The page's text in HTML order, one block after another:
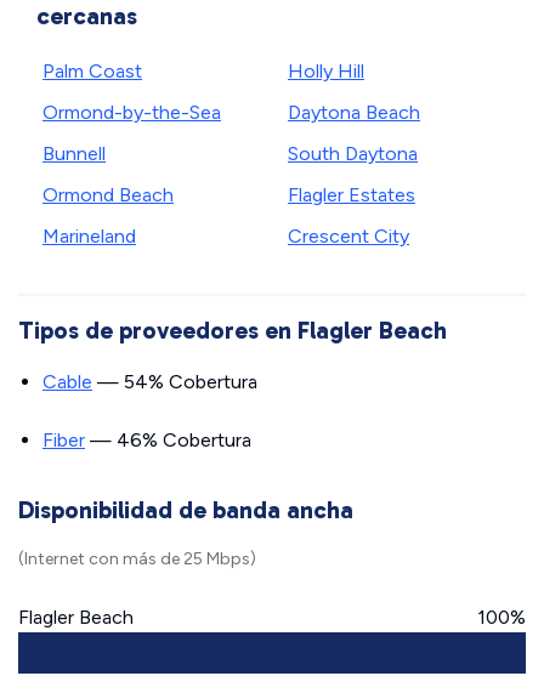
cercanas
Palm Coast
Ormond-by-the-Sea
Bunnell
Ormond Beach
Marineland
Holly Hill
Daytona Beach
South Daytona
Flagler Estates
Crescent City
Tipos de proveedores en Flagler Beach
Cable — 54% Cobertura
Fiber — 46% Cobertura
Disponibilidad de banda ancha
(Internet con más de 25 Mbps)
Flagler Beach 100%